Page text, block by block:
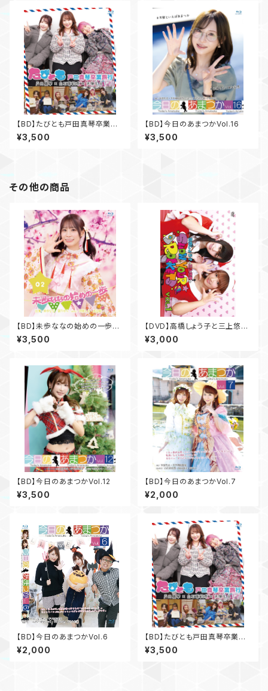
【BD】たびとも戸田真琴卒業旅
行
¥3,500
【BD】今日のあまつかVol.16
¥3,500
その他の商品
【BD】未歩ななの始めの一歩Vo
l.2
¥3,500
【DVD】高橋しょう子と三上悠亜
のShow your rockets Vol.1
¥3,000
【BD】今日のあまつかVol.12
¥3,500
【BD】今日のあまつかVol.7
¥2,000
【BD】今日のあまつかVol.6
¥2,000
【BD】たびとも戸田真琴卒業旅
行
¥3,500